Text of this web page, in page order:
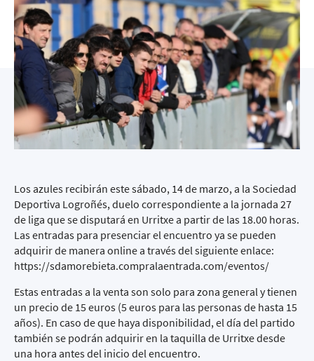
Los azules recibirán este sábado, 14 de marzo, a la Sociedad
Deportiva Logroñés, duelo correspondiente a la jornada 27
de liga que se disputará en Urritxe a partir de las 18.00 horas.
Las entradas para presenciar el encuentro ya se pueden
adquirir de manera online a través del siguiente enlace:
https://sdamorebieta.compralaentrada.com/eventos/
Estas entradas a la venta son solo para zona general y tienen
un precio de 15 euros (5 euros para las personas de hasta 15
años). En caso de que haya disponibilidad, el día del partido
también se podrán adquirir en la taquilla de Urritxe desde
una hora antes del inicio del encuentro.